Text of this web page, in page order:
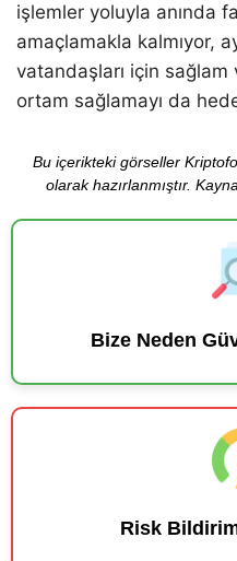
işlemler yoluyla anında
amaçlamakla kalmıyor,
vatandaşları için
ortam sağlamayı da
Bu içerikteki görseller
olarak hazırlanmıştır.
Bize Neden
Risk